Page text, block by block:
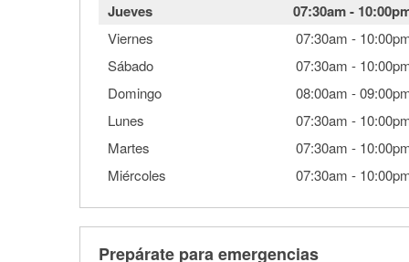
Jueves 07:30am-
Viernes 07:30am -
Sábado
07:30am -
Domingo
08:00am -
Lunes
07:30am -
Martes
07:30am -
Miércoles
07:30am -
Prepárate para emergencias